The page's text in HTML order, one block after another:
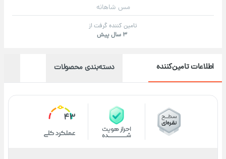
مس شاهانه
تامین کننده گرفت از
3 سال پیش
اطلاعات تامین‌کننده دسته‌بندی محصولات
43